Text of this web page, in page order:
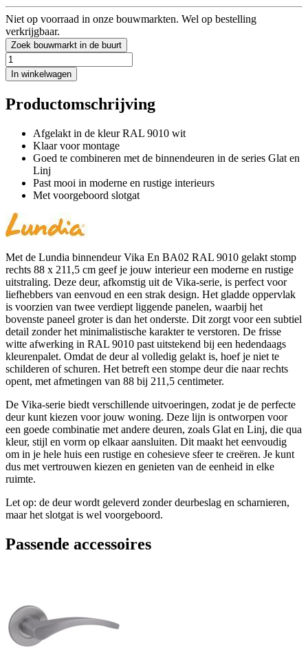
Niet op voorraad in onze bouwmarkten. Wel op bestelling
verkrijgbaar.
Zoek bouwmarkt in de buurt
In winkelwagen
Productomschrijving
Afgelakt in de kleur RAL 9010 wit
Klaar voor montage
Goed te combineren met de binnendeuren in de series Glat en
Linj
Past mooi in moderne en rustige interieurs
Met voorgeboord slotgat
Met de Lundia binnendeur Vika En BA02 RAL 9010 gelakt stomp
rechts 88 x 211,5 cm geef je jouw interieur een moderne en rustige
uitstraling. Deze deur, afkomstig uit de Vika-serie, is perfect voor
liefhebbers van eenvoud en een strak design. Het gladde oppervlak
is voorzien van twee verdiept liggende panelen, waarbij het
bovenste paneel groter is dan het onderste. Dit zorgt voor een subtiel
detail zonder het minimalistische karakter te verstoren. De frisse
witte afwerking in RAL 9010 past uitstekend bij een hedendaags
kleurenpalet. Omdat de deur al volledig gelakt is, hoef je niet te
schilderen of schuren. Het betreft een stompe deur die naar rechts
opent, met afmetingen van 88 bij 211,5 centimeter.
De Vika-serie biedt verschillende uitvoeringen, zodat je de perfecte
deur kunt kiezen voor jouw woning. Deze lijn is ontworpen voor
een goede combinatie met andere deuren, zoals Glat en Linj, die qua
kleur, stijl en vorm op elkaar aansluiten. Dit maakt het eenvoudig
om in je hele huis een rustige en cohesieve sfeer te creëren. Je kunt
dus met vertrouwen kiezen en genieten van de eenheid in elke
ruimte.
Let op: de deur wordt geleverd zonder deurbeslag en scharnieren,
maar het slotgat is wel voorgeboord.
Passende accessoires